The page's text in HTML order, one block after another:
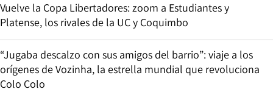
Vuelve la Copa Libertadores: zoom a Estudiantes y
Platense, los rivales de la UC y Coquimbo
“Jugaba descalzo con sus amigos del barrio”: viaje a los
orígenes de Vozinha, la estrella mundial que revoluciona
Colo Colo